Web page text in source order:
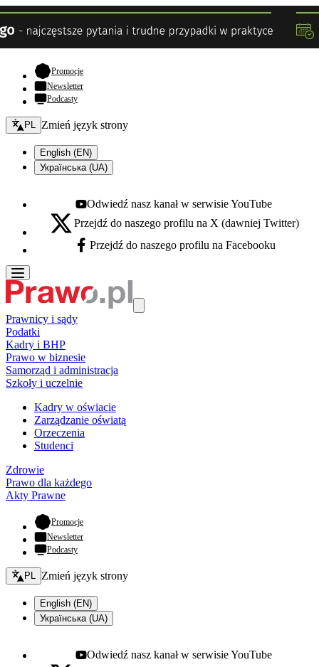
Promocje- otwiera się w nowej karcie
Newsletter
Podcasty
Zmień język - bieżący:
PL Zmień język strony
English (EN)
Українська (UA)
Youtube - otwiera się w nowej karcie
Odwiedź nasz kanał w serwisie YouTube
X - otwiera się w nowej karcie
Przejdź do naszego profilu na X (dawniej Twitter)
Facebook - otwiera się w nowej karcie
Przejdź do naszego profilu na Facebooku
Prawnicy i sądy
Podatki
Kadry i BHP
Prawo w biznesie
Samorząd i administracja
Szkoły i uczelnie
Kadry w oświacie
Zarządzanie oświatą
Orzeczenia
Studenci
Zdrowie
Prawo dla każdego
Akty Prawne
Promocje- otwiera się w nowej karcie
Newsletter
Podcasty
Zmień język - bieżący:
PL Zmień język strony
English (EN)
Українська (UA)
Youtube - otwiera się w nowej karcie
Odwiedź nasz kanał w serwisie YouTube